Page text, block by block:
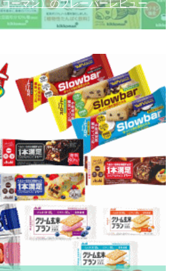
ーマン）のフレーバーレビュー